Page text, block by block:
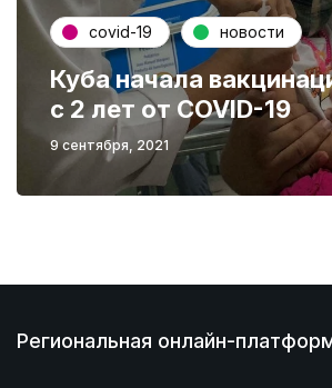
covid-19 новости
Куба начала
с 2 лет от COVID-19
9 сентября, 2021
Региональная онлайн-